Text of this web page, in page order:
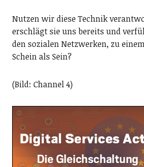
Nutzen wir diese Technik
erschlägt sie uns bereits und
den sozialen Netzwerken, zu
Schein als Sein?
(Bild: Channel 4)